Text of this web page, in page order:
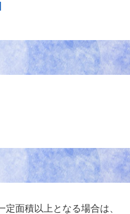
面積以上となる場合は、